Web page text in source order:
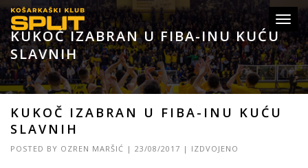
KUKOČ IZABRAN U FIBA-INU KUĆU
SLAVNIH
KUKOČ IZABRAN U FIBA-INU KUĆU
SLAVNIH
POSTED BY OZREN MARŠIĆ | 23/08/2017 | IZDVOJENO